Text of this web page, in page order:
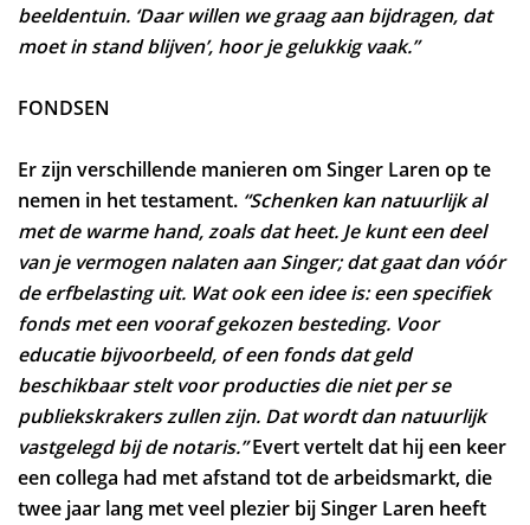
beeldentuin. ‘Daar willen we graag aan bijdragen, dat
moet in stand blijven’, hoor je gelukkig vaak.”
FONDSEN
Er zijn verschillende manieren om Singer Laren op te
nemen in het testament. “Schenken kan natuurlijk al
met de warme hand, zoals dat heet. Je kunt een deel
van je vermogen nalaten aan Singer; dat gaat dan vóór
de erfbelasting uit. Wat ook een idee is: een specifiek
fonds met een vooraf gekozen besteding. Voor
educatie bijvoorbeeld, of een fonds dat geld
beschikbaar stelt voor producties die niet per se
publiekskrakers zullen zijn. Dat wordt dan natuurlijk
vastgelegd bij de notaris.”Evert vertelt dat hij een keer
een collega had met afstand tot de arbeidsmarkt, die
twee jaar lang met veel plezier bij Singer Laren heeft